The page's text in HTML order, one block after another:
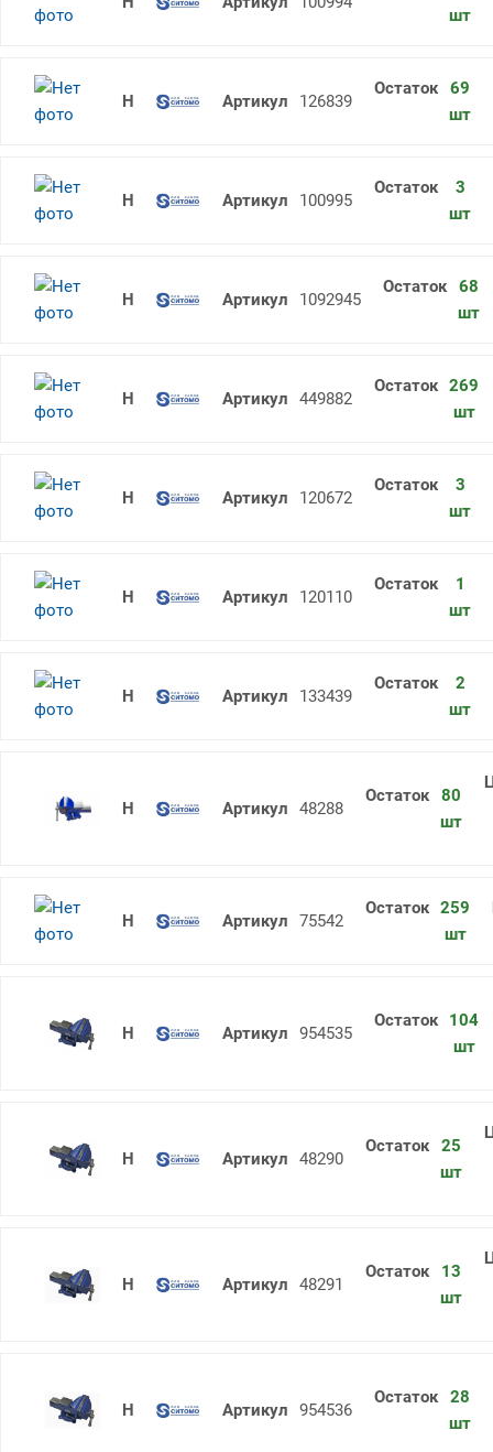
шт
Отвертка шлицевая 230х4,0х0,6
126839
69
шт
Отвертка шлицевая 240х6,0х1,2
100995
3
шт
Плоскогубцы комбинированные
1092945
68
шт
Ручка для напильника 100
449882
269
шт
Сумка инструментальная КГД
120672
3
шт
Сумка инструментальная КГК
120110
1
шт
Сумка инструментальная КГН
133439
2
шт
Тиски слесарные ТСЧ-100
48288
80
шт
Напильник трехгранный 200 N2
75542
259
шт
Тиски слесарные ТСЧ-125
954535
104
шт
Тиски слесарные ТСЧ-150
48290
25
шт
Тиски слесарные ТСЧ-200
48291
13
шт
Тиски слесарные ТСЧ-200
954536
28
шт